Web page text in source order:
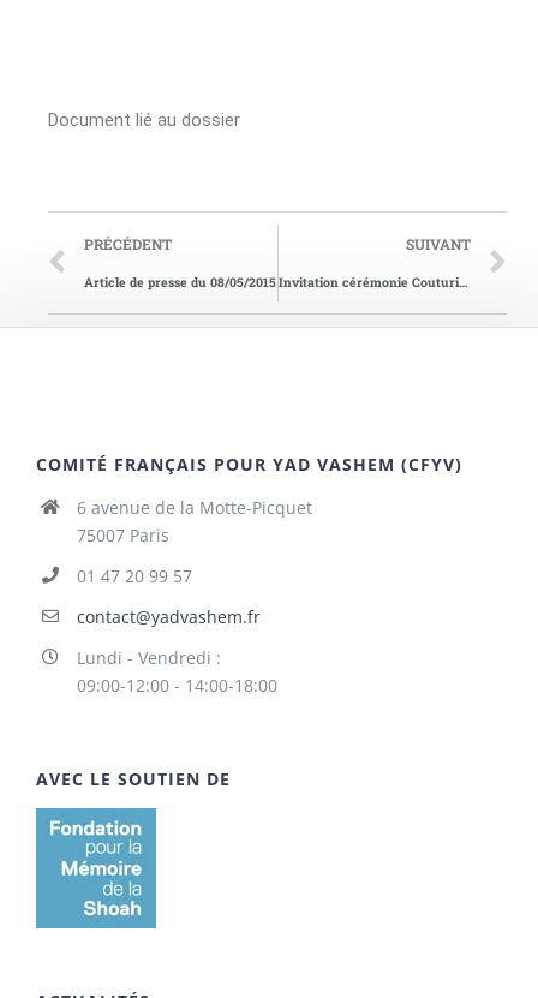
Document lié au dossier
PRÉCÉDENT
Article de presse du 08/05/2015
SUIVANT
Invitation cérémonie Couturier
COMITÉ FRANÇAIS POUR YAD VASHEM (CFYV)
6 avenue de la Motte-Picquet
75007 Paris
01 47 20 99 57
contact@yadvashem.fr
Lundi - Vendredi :
09:00-12:00 - 14:00-18:00
AVEC LE SOUTIEN DE